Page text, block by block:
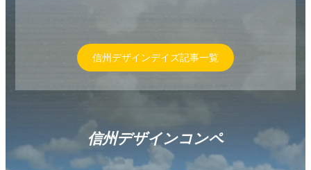
信州デザインデイズ記事一覧
信州デザインコンペ